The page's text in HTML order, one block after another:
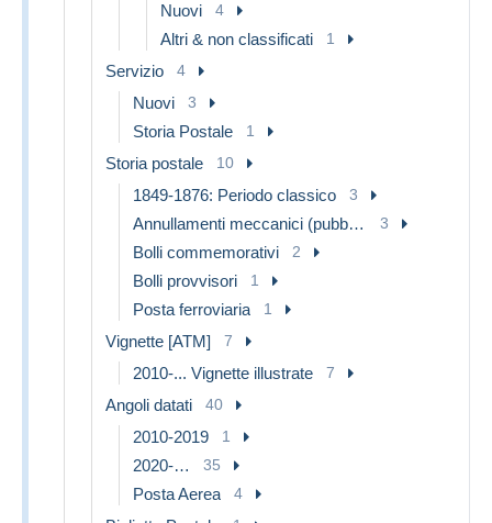
Nuovi 4
Altri & non classificati 1
Servizio 4
Nuovi 3
Storia Postale 1
Storia postale 10
1849-1876: Periodo classico 3
Annullamenti meccanici (pubblicitari) 3
Bolli commemorativi 2
Bolli provvisori 1
Posta ferroviaria 1
Vignette [ATM] 7
2010-... Vignette illustrate 7
Angoli datati 40
2010-2019 1
2020-… 35
Posta Aerea 4